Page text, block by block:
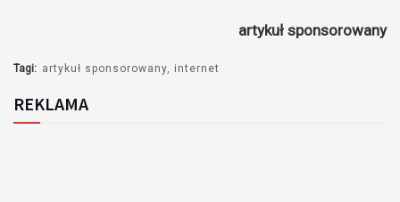
artykuł sponsorowany
Tagi: artykuł sponsorowany internet
REKLAMA